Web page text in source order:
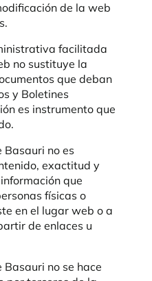
de la web
facilitada
no sustituye la
que deban
y Boletines
es instrumento que
Basauri no es
exactitud y
que
físicas o
en el lugar web o a
de enlaces u
no se hace